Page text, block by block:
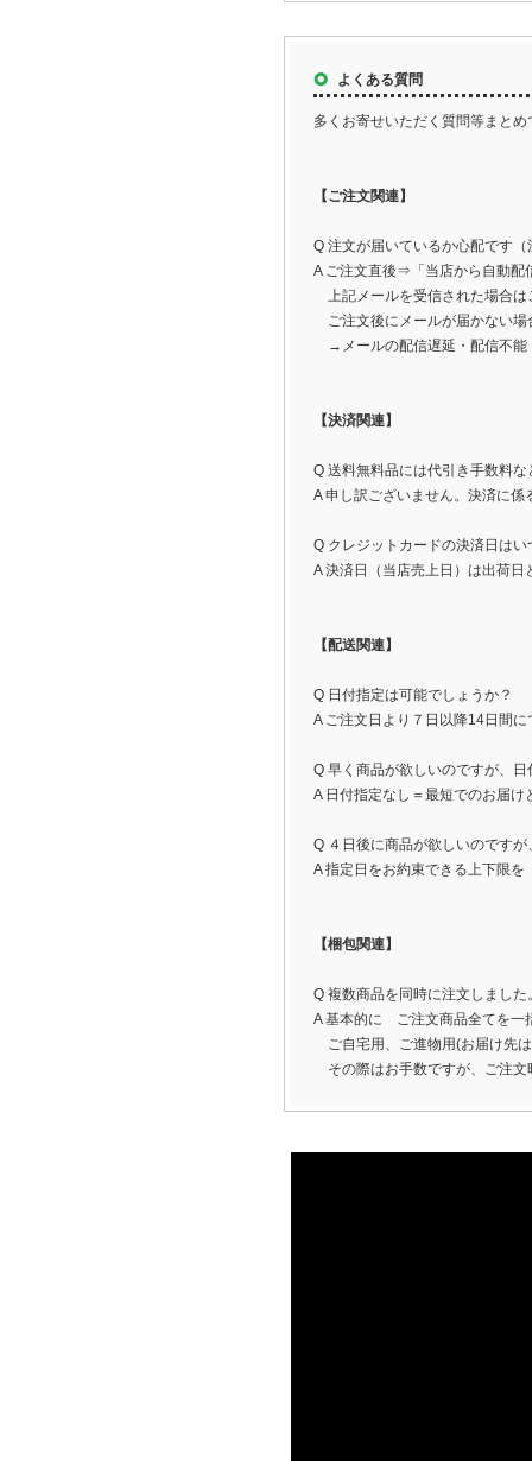
よくある質問
多くお寄せいただく質問等まとめ
【ご注文関連】
Q 注文が届いているか心配です
A ご注文直後⇒「当店から自動配
上記メールを受信された場合は
ご注文後にメールが届かない場
→メールの配信遅延・配信不能
【決済関連】
Q 送料無料品には代引き手数料
A 申し訳ございません。決済に
Q クレジットカードの決済日はい
A 決済日（当店売上日）は出荷日
【配送関連】
Q 日付指定は可能でしょうか？
A ご注文日より７日以降14日間
Q 早く商品が欲しいのですが、
A 日付指定なし＝最短でのお届
Q ４日後に商品が欲しいのです
A 指定日をお約束できる上下限
【梱包関連】
Q 複数商品を同時に注文しまし
A 基本的に ご注文商品全てを
ご自宅用、ご進物用(お届け先
その際はお手数ですが、ご注文